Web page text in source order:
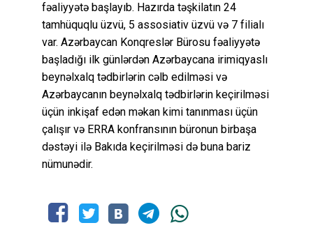
fəaliyyətə başlayıb. Hazırda təşkilatın 24
tamhüquqlu üzvü, 5 assosiativ üzvü və 7 filialı
var. Azərbaycan Konqreslər Bürosu fəaliyyətə
başladığı ilk günlərdən Azərbaycana irimiqyaslı
beynəlxalq tədbirlərin cəlb edilməsi və
Azərbaycanın beynəlxalq tədbirlərin keçirilməsi
üçün inkişaf edən məkan kimi tanınması üçün
çalışır və ERRA konfransının büronun birbaşa
dəstəyi ilə Bakıda keçirilməsi də buna bariz
nümunədir.